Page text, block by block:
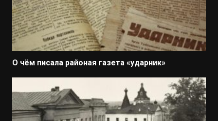
О чём писала районая газета «ударник»